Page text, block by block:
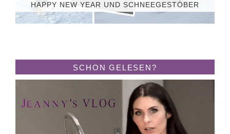
HAPPY NEW YEAR UND SCHNEEGESTÖBER
SCHON GELESEN?